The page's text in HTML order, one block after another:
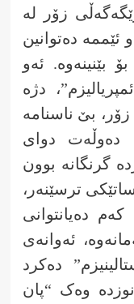
زۆر لە
دەتوانین
بێنینەوە. ئەو
دژە
بێ ناسنامە
دەوڵەت دوای
گرنگانە بوون
ترسێنەر،
دەیانتوانی
ئەوانەی
دەکرد
وەک “پان